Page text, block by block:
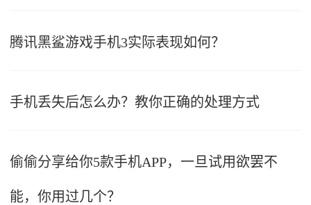
腾讯黑鲨游戏手机3实际表现如何？
手机丢失后怎么办？教你正确的处理方式
偷偷分享给你5款手机APP，一旦试用欲罢不
能，你用过几个？